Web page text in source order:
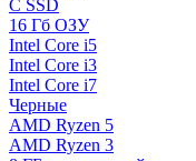
С SSD
16 Гб ОЗУ
Intel Core i5
Intel Core i3
Intel Core i7
Черные
AMD Ryzen 5
AMD Ryzen 3